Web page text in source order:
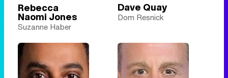
Rebecca
Naomi Jones
Suzanne Haber
Dave Quay
Dom Resnick